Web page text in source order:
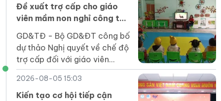
(28/11).
Đề xuất trợ cấp cho giáo
viên mầm non nghỉ công tác
chưa được hưởng chế độ
GD&TĐ - Bộ GD&ĐT công bố
dự thảo Nghị quyết về chế độ
trợ cấp đối với giáo viên
mầm non đã nghỉ công tác
chưa được hưởng chế độ.
2026-08-05 15:03
Kiến tạo cơ hội tiếp cận